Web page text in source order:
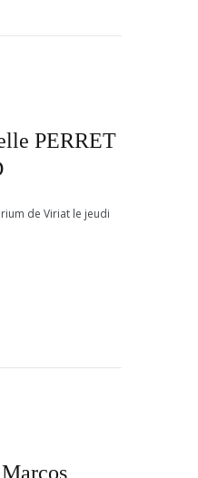
PERRET
de Viriat le jeudi